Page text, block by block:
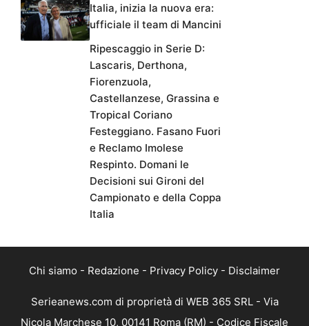
Italia, inizia la nuova era:
ufficiale il team di Mancini
Ripescaggio in Serie D:
Lascaris, Derthona,
Fiorenzuola,
Castellanzese, Grassina e
Tropical Coriano
Festeggiano. Fasano Fuori
e Reclamo Imolese
Respinto. Domani le
Decisioni sui Gironi del
Campionato e della Coppa
Italia
Chi siamo - Redazione - Privacy Policy - Disclaimer
Serieanews.com di proprietà di WEB 365 SRL - Via
Nicola Marchese 10, 00141 Roma (RM) - Codice Fiscale